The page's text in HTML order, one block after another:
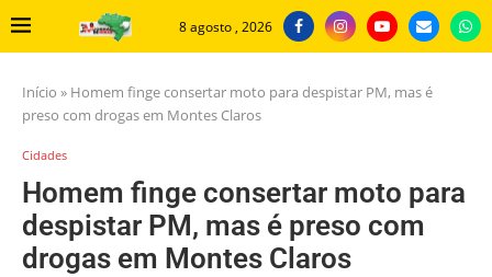
8 agosto , 2026
Início » Homem finge consertar moto para despistar PM, mas é
preso com drogas em Montes Claros
Cidades
Homem finge consertar moto para
despistar PM, mas é preso com
drogas em Montes Claros